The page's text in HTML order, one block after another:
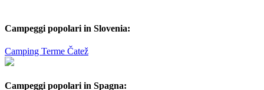
Campeggi popolari in Slovenia:
Camping Terme Čatež
Campeggi popolari in Spagna: